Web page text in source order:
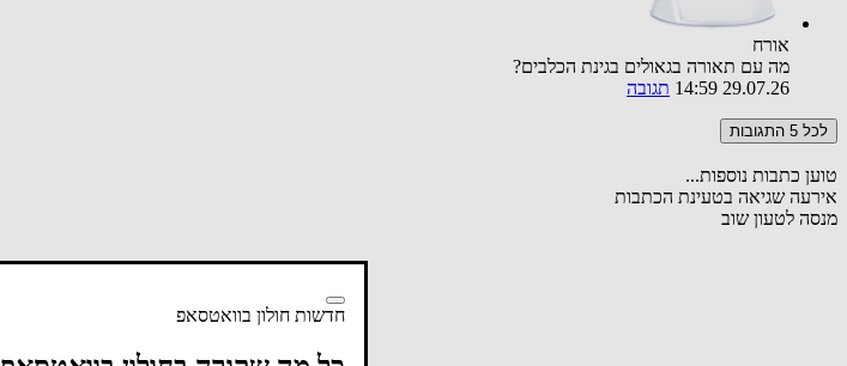
אורח
מה עם תאורה בגאולים בגינת הכלבים?
29.07.26 14:59
תגובה
לכל 5 התגובות
טוען כתבות נוספות...
אירעה שגיאה בטעינת הכתבות
מנסה לטעון שוב
חדשות חולון בוואטסאפ